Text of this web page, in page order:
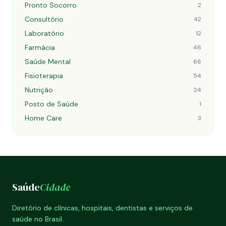
Pronto Socorro 2
Consultório 42
Laboratório 12
Farmácia 46
Saúde Mental 66
Fisioterapia 54
Nutrição 24
Posto de Saúde 1
Home Care 3
SaúdeCidade
Diretório de clínicas, hospitais, dentistas e serviços de
saúde no Brasil.